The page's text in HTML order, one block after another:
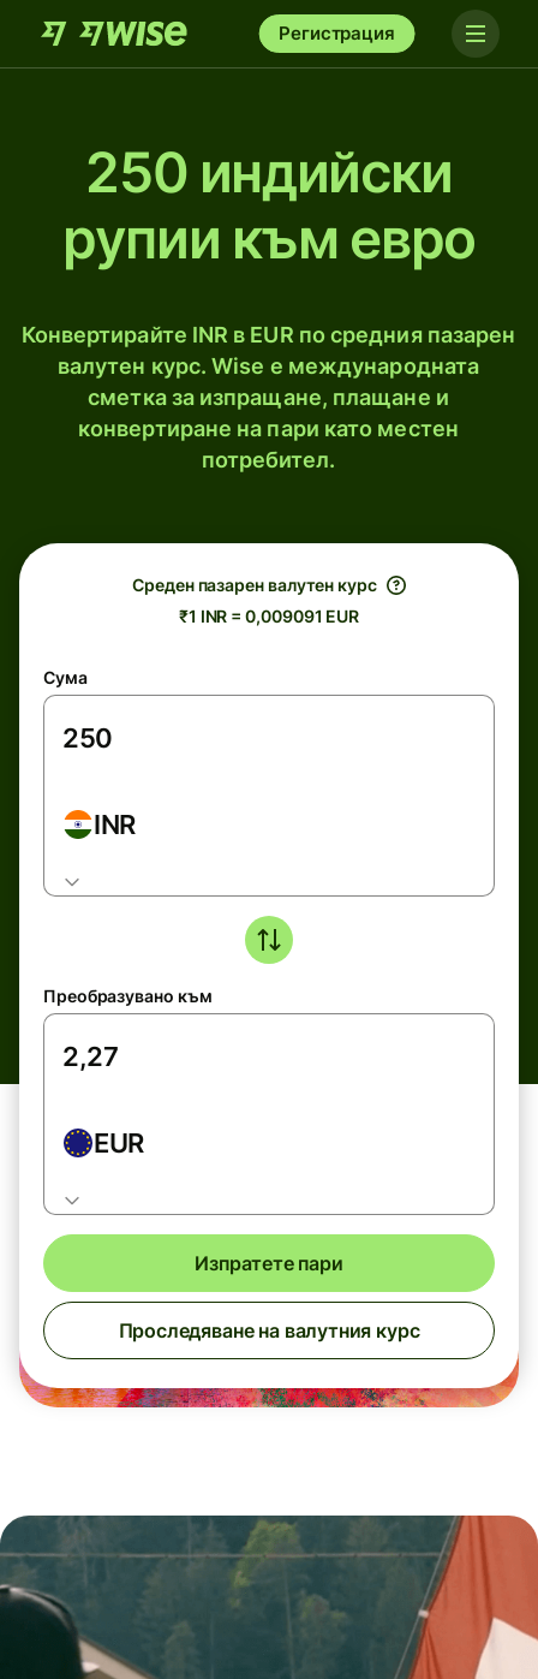
Регистрация
250 индийски
рупии към евро
Конвертирайте INR в EUR по средния пазарен
валутен курс. Wise е международната
сметка за изпращане, плащане и
конвертиране на пари като местен
потребител.
Среден пазарен валутен курс
₹1 INR = 0,009091 EUR
Сума
INR
Преобразувано към
EUR
Изпратете пари
Проследяване на валутния курс